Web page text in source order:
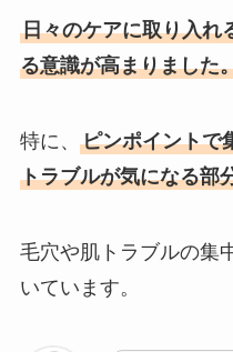
日々のケアに取り入れ
る意識が高まりました
特に、 ピンポイントで
トラブルが気になる部
毛穴や肌トラブルの集
いています。